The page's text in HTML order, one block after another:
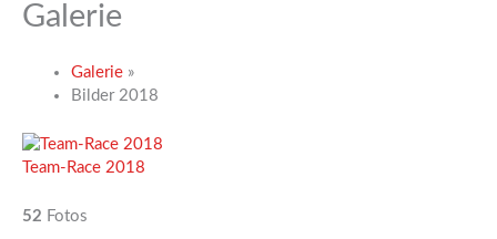
Galerie
Galerie »
Bilder 2018
Team-Race 2018
52 Fotos